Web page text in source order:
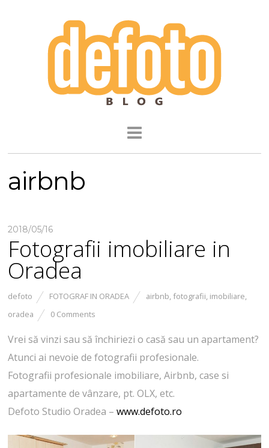
airbnb
2018/05/16
Fotografii imobiliare in
Oradea
defoto FOTOGRAF IN ORADEA airbnb, fotografii, imobiliare,
oradea
0 Comments
Vrei să vinzi sau să închiriezi o casă sau un apartament?
Atunci ai nevoie de fotografii profesionale.
Fotografii profesionale imobiliare, Airbnb, case si
apartamente de vânzare, pt. OLX, etc.
Defoto Studio Oradea –www.defoto.ro